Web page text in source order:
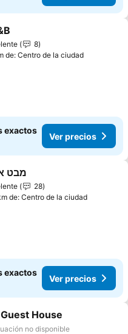
a favoritos
8
de: Centro de la ciudad
exactos
Ver precios
a favoritos
מבט
28
de: Centro de la ciudad
exactos
Ver precios
a favoritos
House
no disponible